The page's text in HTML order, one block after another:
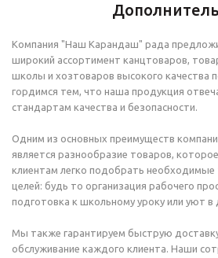
Компания "Наш Карандаш" рада
широкий ассортимент канцтоваров,
школы и хозтоваров высокого качества
гордимся тем, что наша продукция
стандартам качества и безопасности.
Одним из основных преимуществ
является разнообразие товаров,
клиентам легко подобрать
целей: будь то организация рабочего
подготовка к школьному уроку или уют
Мы также гарантируем быструю
обслуживание каждого клиента. Наши